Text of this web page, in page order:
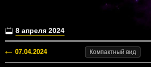
8 апреля 2024
07.04.2024 Компактный вид